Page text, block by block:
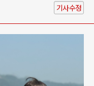
기사수정